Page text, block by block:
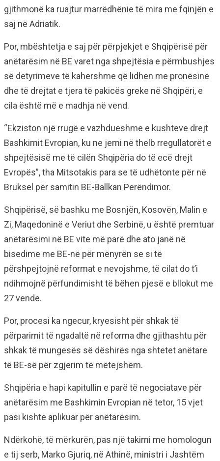
gjithmonë ka ruajtur marrëdhënie të mira me fqinjën e
saj në Adriatik.
Por, mbështetja e saj për përpjekjet e Shqipërisë për
anëtarësim në BE varet nga shpejtësia e përmbushjes
së detyrimeve të kahershme që lidhen me pronësinë
dhe të drejtat e tjera të pakicës greke në Shqipëri, e
cila është më e madhja në vend.
“Ekziston një rrugë e vazhdueshme e kushteve drejt
Bashkimit Evropian, ku ne jemi në thelb rregullatorët e
shpejtësisë me të cilën Shqipëria do të ecë drejt
Evropës”, tha Mitsotakis para se të udhëtonte për në
Bruksel për samitin BE-Ballkan Perëndimor.
Shqipërisë, së bashku me Bosnjën, Kosovën, Malin e
Zi, Maqedoninë e Veriut dhe Serbinë, u është premtuar
anëtarësimi në BE vite më parë dhe ato janë në
bisedime me BE-në për mënyrën se si të
përshpejtojnë reformat e nevojshme, të cilat do t’i
ndihmojnë përfundimisht të bëhen pjesë e bllokut me
27 vende.
Por, procesi ka ngecur, kryesisht për shkak të
përparimit të ngadaltë në reforma dhe gjithashtu për
shkak të mungesës së dëshirës nga shtetet anëtare
të BE-së për zgjerim të mëtejshëm.
Shqipëria e hapi kapitullin e parë të negociatave për
anëtarësim me Bashkimin Evropian në tetor, 15 vjet
pasi kishte aplikuar për anëtarësim.
Ndërkohë, të mërkurën, pas një takimi me homologun
e tij serb, Marko Gjuriq, në Athinë, ministri i Jashtëm